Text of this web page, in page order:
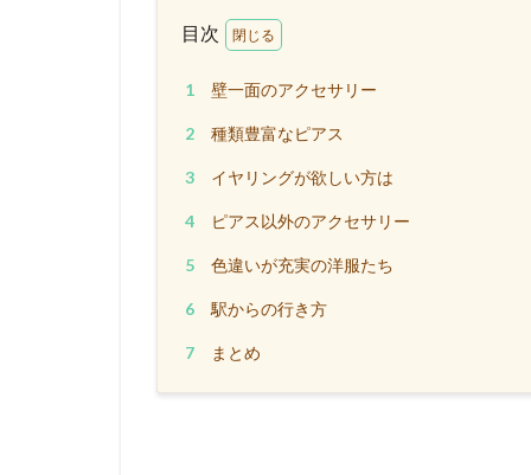
目次
1 壁一面のアクセサリー
2 種類豊富なピアス
3 イヤリングが欲しい方は
4 ピアス以外のアクセサリー
5 色違いが充実の洋服たち
6 駅からの行き方
7 まとめ